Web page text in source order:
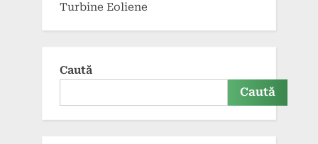
Turbine Eoliene
Caută
Caută